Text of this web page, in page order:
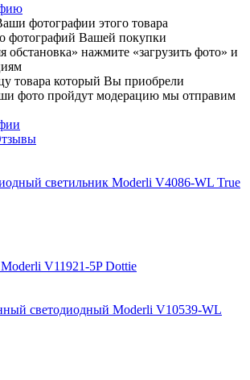
фотографии этого товара
фотографий Вашей покупки
нажмите «загрузить фото» и
товара который Вы приобрели
фото пройдут модерацию мы отправим
светильник Moderli V4086-WL True
V11921-5P Dottie
светодиодный Moderli V10539-WL